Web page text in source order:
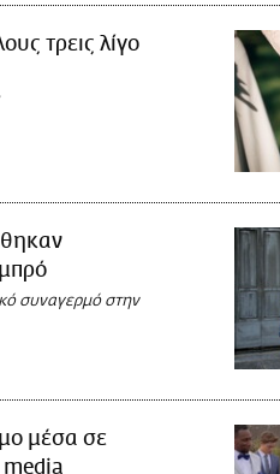
τρεις λίγο
συναγερμό στην
μέσα σε
media